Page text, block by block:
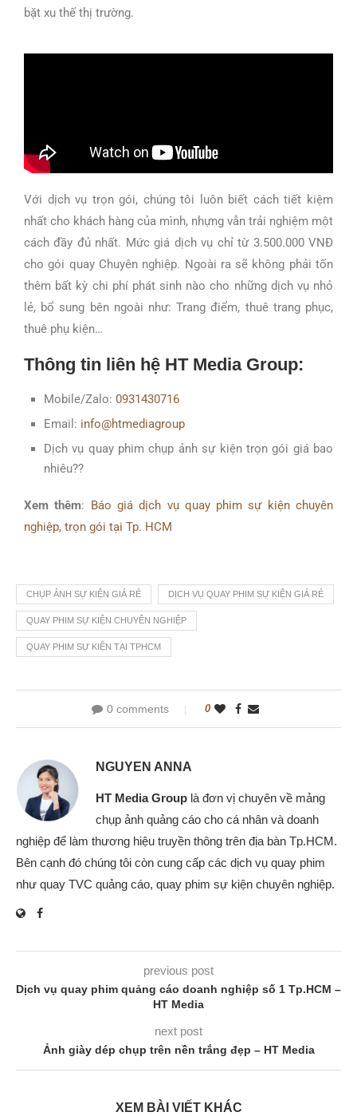
bặt xu thế thị trường.
Với dịch vụ trọn gói, chúng tôi luôn biết cách tiết kiệm
nhất cho khách hàng của mình, nhựng vẫn trải nghiệm một
cách đầy đủ nhất. Mức giá dịch vụ chỉ từ 3.500.000 VNĐ
cho gói quay Chuyên nghiệp. Ngoài ra sẽ không phải tốn
thêm bất kỳ chi phí phát sinh nào cho những dịch vụ nhỏ
lẻ, bổ sung bên ngoài như: Trang điểm, thuê trang phục,
thuê phụ kiện…
Thông tin liên hệ HT Media Group:
Mobile/Zalo: 0931430716
Email: info@htmediagroup
Dịch vụ quay phim chụp ảnh sự kiện trọn gói giá bao
nhiêu??
Xem thêm: Báo giá dịch vụ quay phim sự kiện chuyên
nghiệp, trọn gói tại Tp. HCM
CHỤP ẢNH SỰ KIỆN GIÁ RẺ DỊCH VỤ QUAY PHIM SỰ KIỆN GIÁ RẺ
QUAY PHIM SỰ KIỆN CHUYÊN NGHIỆP
QUAY PHIM SỰ KIỆN TẠI TPHCM
0 comments 0
NGUYEN ANNA
HT Media Group là đơn vị chuyên về mảng
chụp ảnh quảng cáo cho cá nhân và doanh
nghiệp để làm thương hiệu truyền thông trên địa bàn Tp.HCM.
Bên cạnh đó chúng tôi còn cung cấp các dịch vụ quay phim
như quay TVC quảng cáo, quay phim sự kiện chuyên nghiệp.
previous post
Dịch vụ quay phim quảng cáo doanh nghiệp số 1 Tp.HCM –
HT Media
next post
Ảnh giày dép chụp trên nền trắng đẹp – HT Media
XEM BÀI VIẾT KHÁC